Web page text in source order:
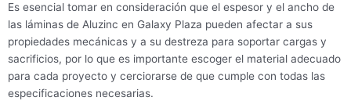
Es esencial tomar en consideración que el espesor y el ancho de
las láminas de Aluzinc en Galaxy Plaza pueden afectar a sus
propiedades mecánicas y a su destreza para soportar cargas y
sacrificios, por lo que es importante escoger el material adecuado
para cada proyecto y cerciorarse de que cumple con todas las
especificaciones necesarias.